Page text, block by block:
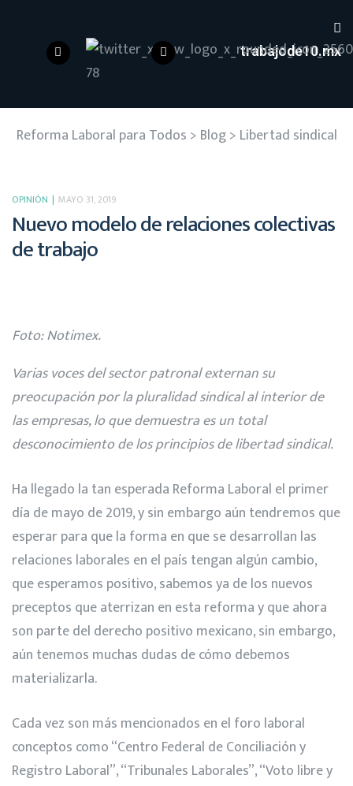
trabajode10.mx
Reforma Laboral para Todos > Blog> Libertad sindical
OPINIÓN MAYO 31, 2019
Nuevo modelo de relaciones colectivas
de trabajo
Foto: Notimex.
Varias voces del sector patronal externan su
preocupación por la pluralidad sindical al interior de
las empresas, lo que demuestra es un total
desconocimiento de los principios de libertad sindical.
Ha llegado la tan esperada Reforma Laboral el primer
día de mayo de 2019, y sin embargo aún tendremos que
esperar para que la forma en que se desarrollan las
relaciones laborales en el país tengan algún cambio,
que esperamos positivo, sabemos ya de los nuevos
preceptos que aterrizan en esta reforma y que ahora
son parte del derecho positivo mexicano, sin embargo,
aún tenemos muchas dudas de cómo debemos
materializarla.
Cada vez son más mencionados en el foro laboral
conceptos como “Centro Federal de Conciliación y
Registro Laboral”, “Tribunales Laborales”, “Voto libre y